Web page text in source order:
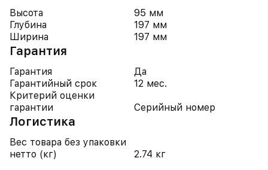
Высота
95 мм
Глубина
197 мм
Ширина
197 мм
Гарантия
Гарантия
Да
Гарантийный срок
12 мес.
Критерий оценки
гарантии
Серийный номер
Логистика
Вес товара без упаковки
нетто (кг)
2.74 кг